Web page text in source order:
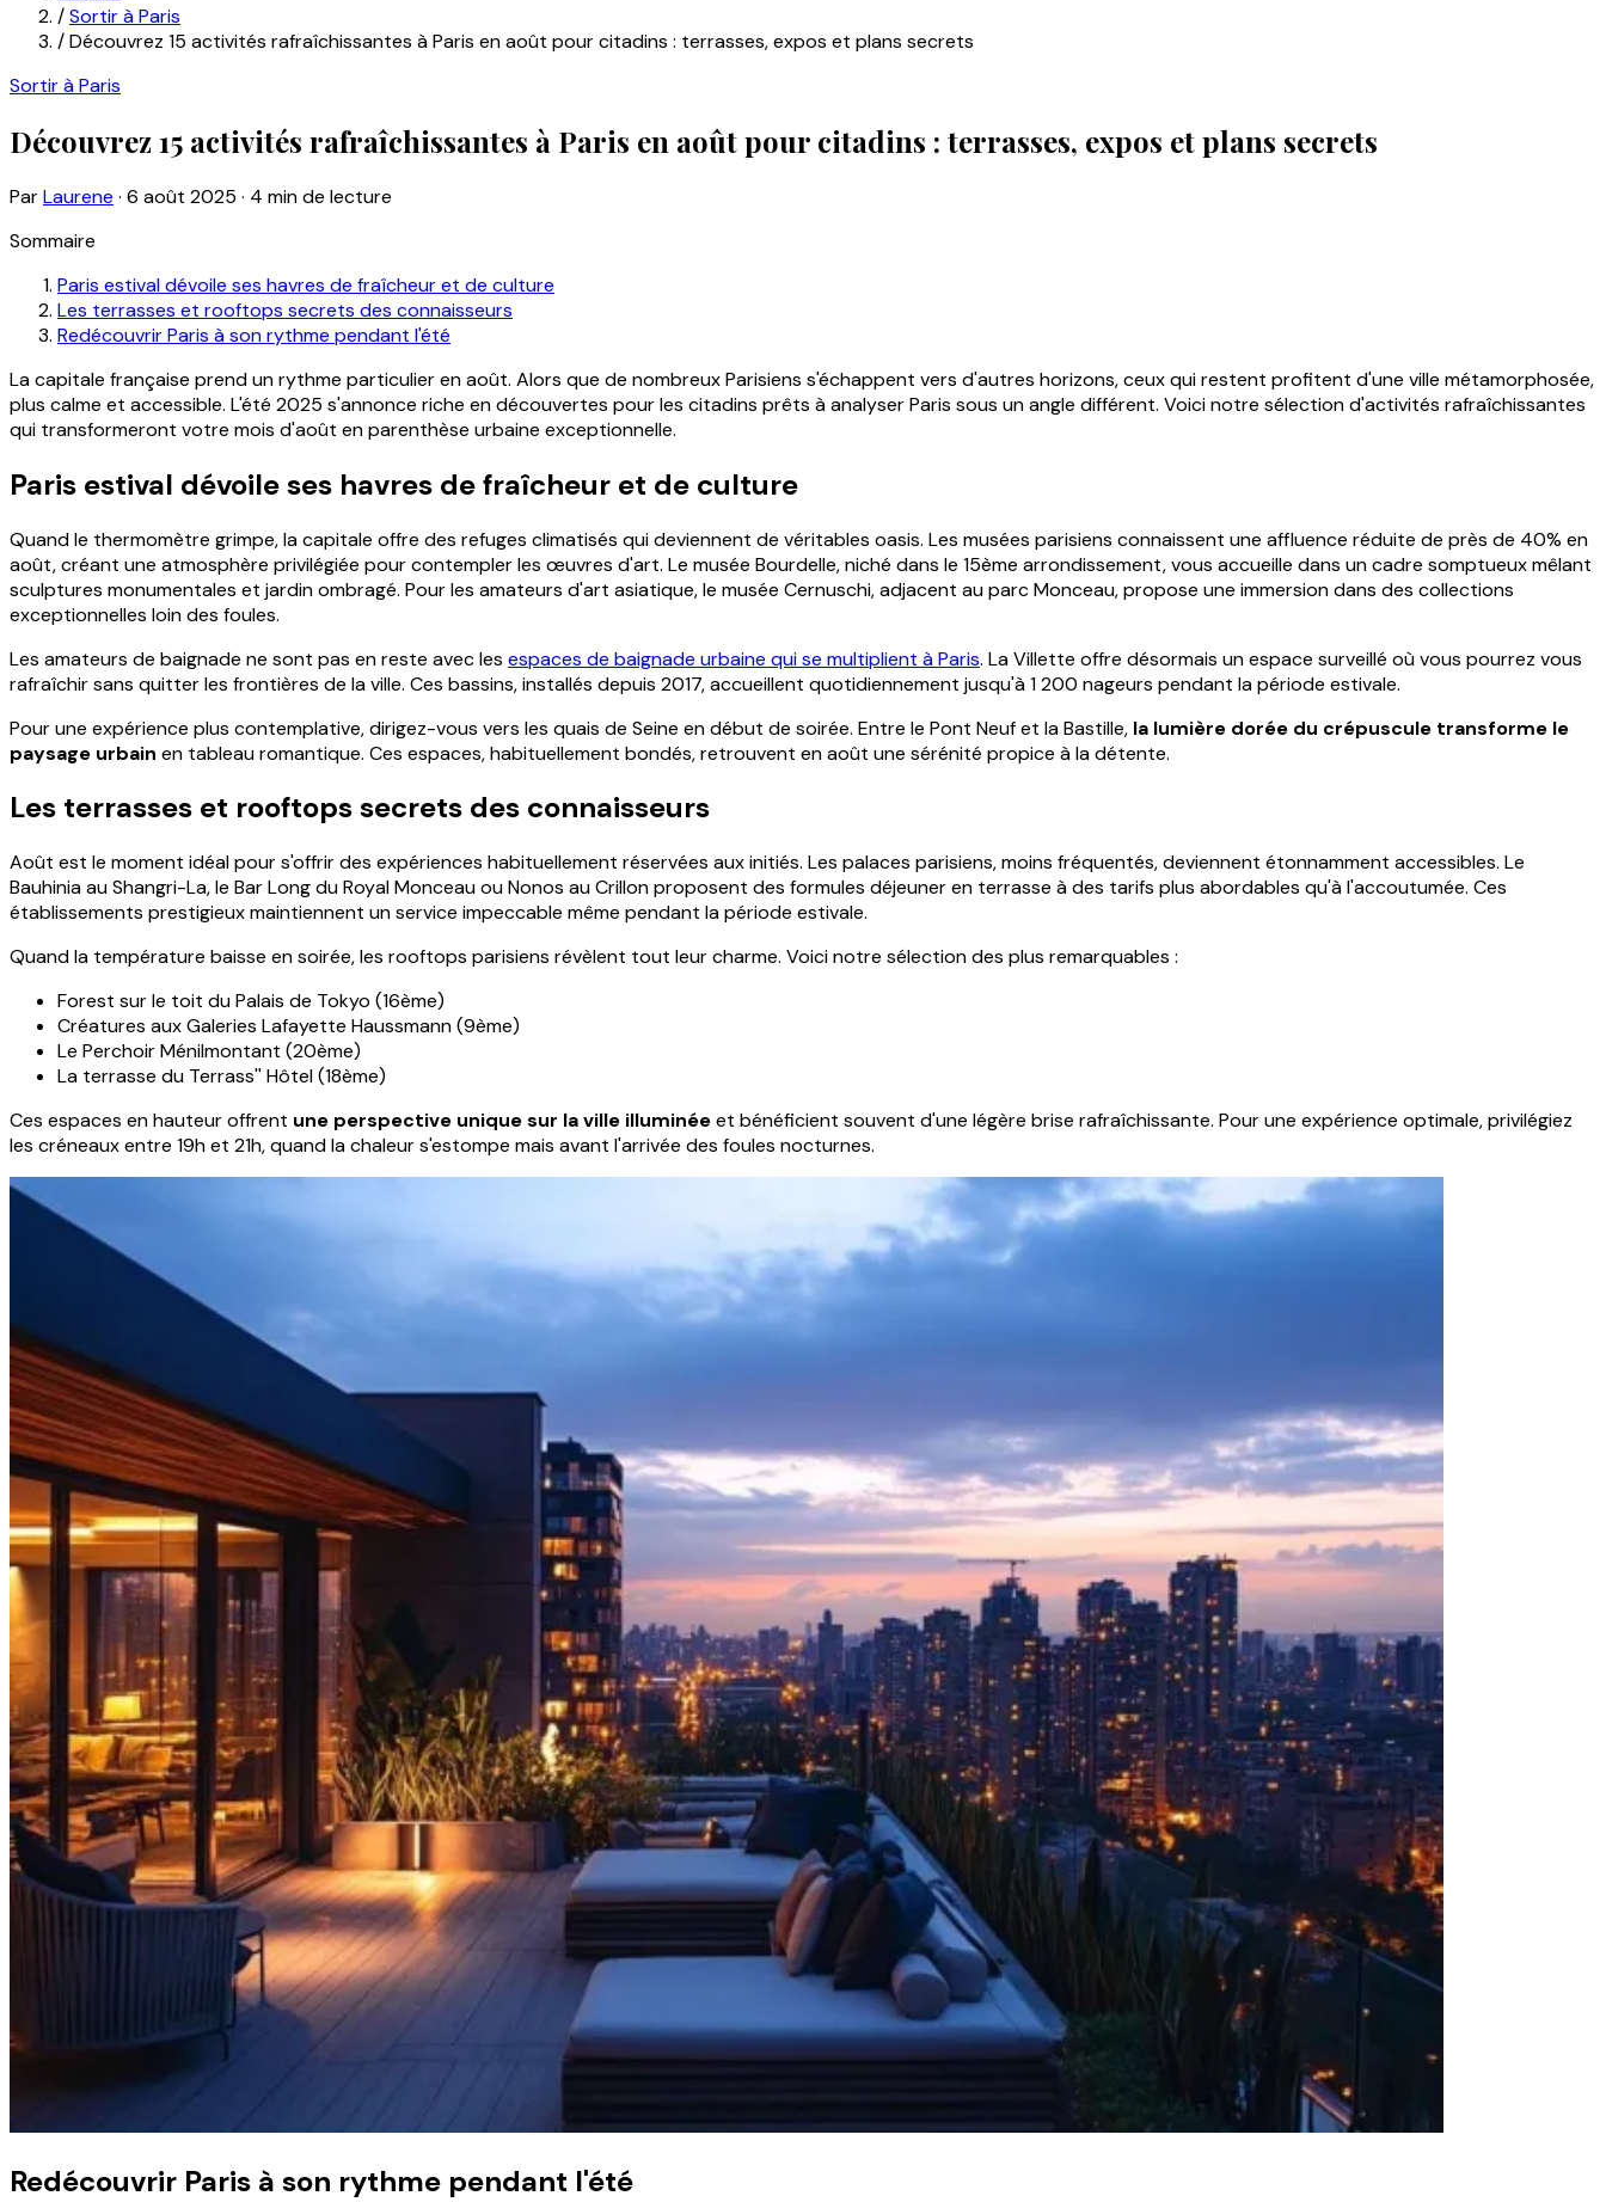
/Sortir à Paris
/Découvrez 15 activités rafraîchissantes à Paris en août pour citadins : terrasses, expos et plans secrets
Sortir à Paris
Découvrez 15 activités rafraîchissantes à Paris en août pour citadins : terrasses, expos et plans secrets
ParLaurene · 6 août 2025 · 4 min de lecture
Sommaire
Paris estival dévoile ses havres de fraîcheur et de culture
Les terrasses et rooftops secrets des connaisseurs
Redécouvrir Paris à son rythme pendant l'été
La capitale française prend un rythme particulier en août. Alors que de nombreux Parisiens s'échappent vers d'autres horizons, ceux qui restent profitent d'une ville métamorphosée,
plus calme et accessible. L'été 2025 s'annonce riche en découvertes pour les citadins prêts à analyser Paris sous un angle différent. Voici notre sélection d'activités rafraîchissantes
qui transformeront votre mois d'août en parenthèse urbaine exceptionnelle.
Paris estival dévoile ses havres de fraîcheur et de culture
Quand le thermomètre grimpe, la capitale offre des refuges climatisés qui deviennent de véritables oasis. Les musées parisiens connaissent une affluence réduite de près de 40% en
août, créant une atmosphère privilégiée pour contempler les œuvres d'art. Le musée Bourdelle, niché dans le 15ème arrondissement, vous accueille dans un cadre somptueux mêlant
sculptures monumentales et jardin ombragé. Pour les amateurs d'art asiatique, le musée Cernuschi, adjacent au parc Monceau, propose une immersion dans des collections
exceptionnelles loin des foules.
Les amateurs de baignade ne sont pas en reste avec les espaces de baignade urbaine qui se multiplient à Paris. La Villette offre désormais un espace surveillé où vous pourrez vous
rafraîchir sans quitter les frontières de la ville. Ces bassins, installés depuis 2017, accueillent quotidiennement jusqu'à 1 200 nageurs pendant la période estivale.
Pour une expérience plus contemplative, dirigez-vous vers les quais de Seine en début de soirée. Entre le Pont Neuf et la Bastille, la lumière dorée du crépuscule transforme le
paysage urbain en tableau romantique. Ces espaces, habituellement bondés, retrouvent en août une sérénité propice à la détente.
Les terrasses et rooftops secrets des connaisseurs
Août est le moment idéal pour s'offrir des expériences habituellement réservées aux initiés. Les palaces parisiens, moins fréquentés, deviennent étonnamment accessibles. Le
Bauhinia au Shangri-La, le Bar Long du Royal Monceau ou Nonos au Crillon proposent des formules déjeuner en terrasse à des tarifs plus abordables qu'à l'accoutumée. Ces
établissements prestigieux maintiennent un service impeccable même pendant la période estivale.
Quand la température baisse en soirée, les rooftops parisiens révèlent tout leur charme. Voici notre sélection des plus remarquables :
Forest sur le toit du Palais de Tokyo (16ème)
Créatures aux Galeries Lafayette Haussmann (9ème)
Le Perchoir Ménilmontant (20ème)
La terrasse du Terrass'' Hôtel (18ème)
Ces espaces en hauteur offrent une perspective unique sur la ville illuminéeet bénéficient souvent d'une légère brise rafraîchissante. Pour une expérience optimale, privilégiez
les créneaux entre 19h et 21h, quand la chaleur s'estompe mais avant l'arrivée des foules nocturnes.
Redécouvrir Paris à son rythme pendant l'été